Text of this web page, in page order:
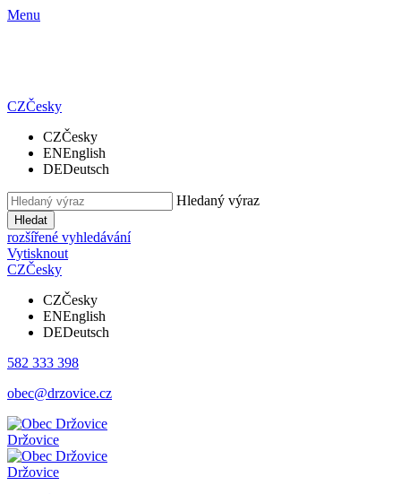
Menu
CZČesky
CZČesky
ENEnglish
DEDeutsch
Hledaný výraz
Hledat
rozšířené vyhledávání
Vytisknout
CZČesky
CZČesky
ENEnglish
DEDeutsch
582 333 398
obec@drzovice.cz
Držovice
Držovice